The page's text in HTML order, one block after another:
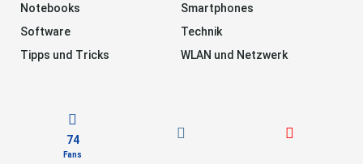
Notebooks
Smartphones
Software
Technik
Tipps und Tricks
WLAN und Netzwerk
74
Fans